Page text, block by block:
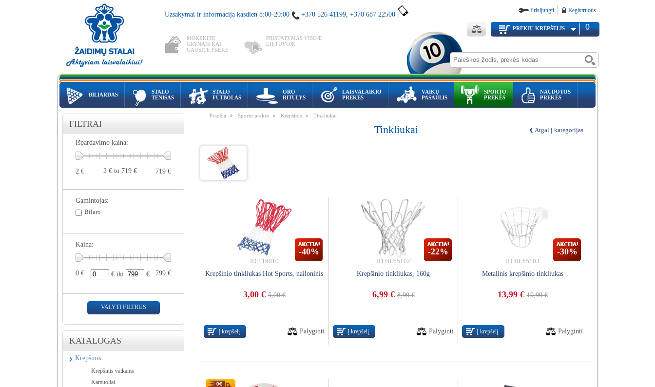
Uzsakymai ir informacija kasdien 8:00-20:00 +370 526 41199, +370 687 22500
Prisijungti Registruotis
MOKEKITE
GRYNAIS KAI
GAUSITE PREKE
PRISTATYMAS VISOJE
LIETUVOJE
PREKIŲ KREPŠELIS 0
BILIARDAS
STALO
TENISAS
STALO
FUTBOLAS
ORO
RITULYS
LAISVALAIKIO
PREKĖS
VAIKŲ
PASAULIS
SPORTO
PREKĖS
NAUDOTOS
PREKĖS
FILTRAI
Išpardavimo kaina:
2 € 719 €
2 € to 719 €
Gamintojas:
Bilaro
Kaina:
0 € 799 €
€ iki €
VALYTI FILTRUS
KATALOGAS
Krepšinis
Krepšinis vaikams
Kamuoliai
Pradžia Sporto prekės Krepšinis Tinkliukai
Tinkliukai Atgal į kategorijas
-40%
ID:119010
Krepšinio tinkliukas Hot Sports, nailoninis
3,00 €5,00 €
Į krepšelį Palyginti
-22%
ID:BL65102
Krepšinio tinkliukas, 160g
6,99 €8,99 €
Į krepšelį Palyginti
-30%
ID:BL65103
Metalinis krepšinio tinkliukas
13,99 €19,99 €
Į krepšelį Palyginti